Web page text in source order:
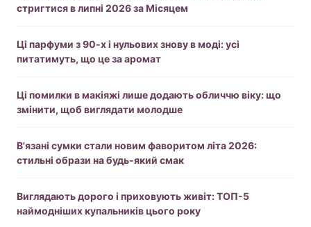
стригтися в липні 2026 за Місяцем
Ці парфуми з 90-х і нульових знову в моді: усі
питатимуть, що це за аромат
Ці помилки в макіяжі лише додають обличчю віку: що
змінити, щоб виглядати молодше
В'язані сумки стали новим фаворитом літа 2026:
стильні образи на будь-який смак
Виглядають дорого і приховують живіт: ТОП-5
наймодніших купальників цього року